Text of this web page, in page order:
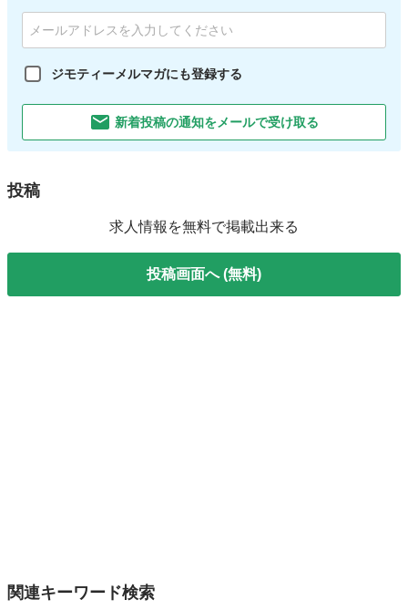
ジモティーメルマガにも登録する
新着投稿の通知をメールで受け取る
投稿
求人情報を無料で掲載出来る
投稿画面へ (無料)
関連キーワード検索